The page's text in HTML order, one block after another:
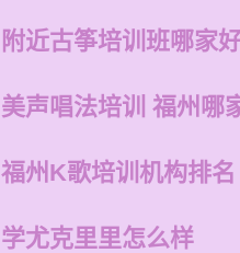
附近古筝培训班哪家
美声唱法培训 福州哪
福州K歌培训机构排名
学尤克里里怎么样